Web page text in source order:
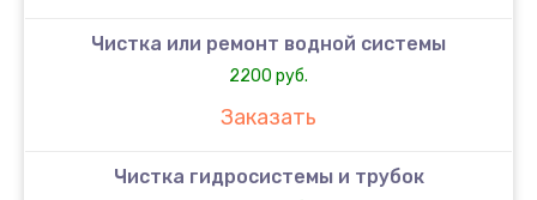
Чистка или ремонт водной системы
2200 руб.
Заказать
Чистка гидросистемы и трубок